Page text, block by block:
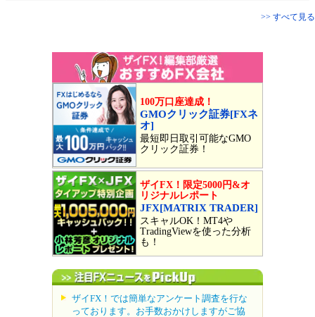
>> すべて見る
100万口座達成！
GMOクリック証券[FXネ
オ]
最短即日取引可能なGMO
クリック証券！
ザイFX！限定5000円&オ
リジナルレポート
JFX[MATRIX TRADER]
スキャルOK！MT4や
TradingViewを使った分析
も！
ザイFX！では簡単なアンケート調査を行な
っております。お手数おかけしますがご協